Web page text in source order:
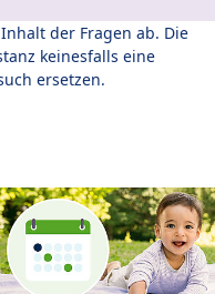
der Fragen ab. Die
keinesfalls eine
ersetzen.